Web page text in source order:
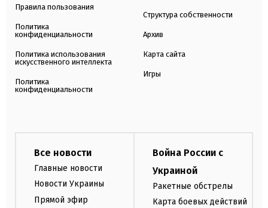
Правила пользования
Политика
конфиденциальности
Политика использования
искусственного интеллекта
Политика
конфиденциальности
Структура собственности
Архив
Карта сайта
Игры
Все новости
Главные новости
Новости Украины
Прямой эфир
Война России с
Украиной
Ракетные обстрелы
Карта боевых действий